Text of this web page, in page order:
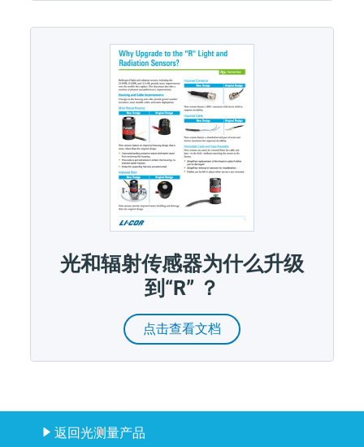
光和辐射传感器为什么升级
到“R” ？
点击查看文档
返回光测量产品